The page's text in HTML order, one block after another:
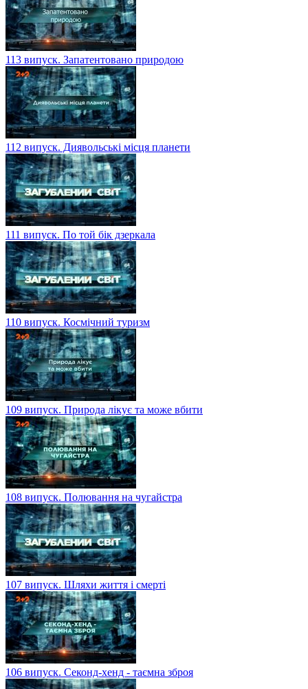
113 випуск. Запатентовано природою
112 випуск. Диявольські місця планети
111 випуск. По той бік дзеркала
110 випуск. Космічний туризм
109 випуск. Природа лікує та може вбити
108 випуск. Полювання на чугайстра
107 випуск. Шляхи життя і смерті
106 випуск. Секонд-хенд - таємна зброя